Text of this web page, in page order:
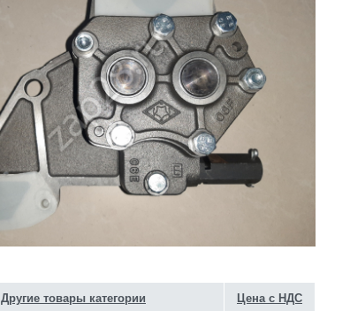
Другие товары категории Цена с НДС